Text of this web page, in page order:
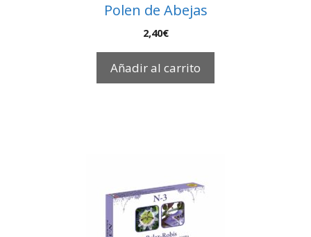
Polen de Abejas
2,40€
Añadir al carrito